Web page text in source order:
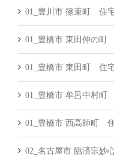
01_豊川市 篠束町 住
01_豊橋市 東田仲の町
01_豊橋市 東田町 住
01_豊橋市 牟呂中村町
01_豊橋市 西高師町
02_名古屋市 臨済宗妙